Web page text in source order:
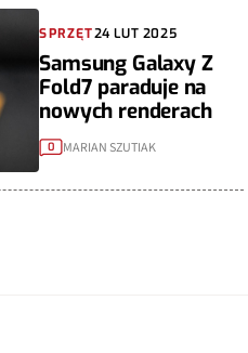
SPRZĘT24 LUT 2025
Samsung Galaxy Z
Fold7 paraduje na
nowych renderach
0 MARIAN SZUTIAK